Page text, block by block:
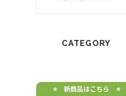
CATEGORY
⭐️ 新商品はこちら ⭐️